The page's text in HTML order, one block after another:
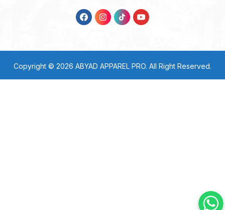
Copyright © 2026 ABYAD APPAREL PRO. All Right Reserved.